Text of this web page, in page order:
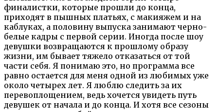
финалистки, которые прошли до конца,
приходят в пышных платьях, с макияжем и на
каблуках, а половину выпуска занимают черно-
белые кадры с первой серии. Иногда после шоу
девушки возвращаются к прошлому образу
жизни, им бывает тяжело отказаться от той
части себя. Я понимаю это, но программа все
равно остается для меня одной из любимых уже
около четырех лет. Я люблю следить за их
перевоплощением, ведь хочется увидеть путь
девушек от начала и до конца. И хотя все сезоны